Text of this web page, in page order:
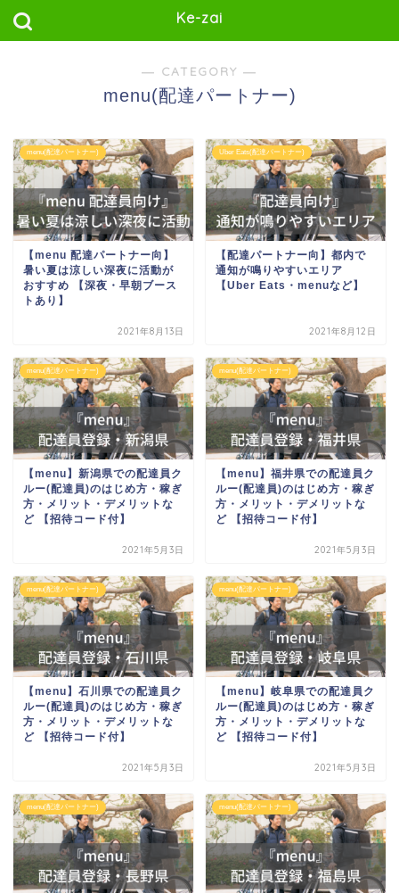
Ke-zai
― CATEGORY ―
menu(配達パートナー)
menu(配達パートナー)
【menu 配達パートナー向】
暑い夏は涼しい深夜に活動が
おすすめ 【深夜・早朝ブース
トあり】
2021年8月13日
Uber Eats(配達パートナー)
【配達パートナー向】都内で
通知が鳴りやすいエリア
【Uber Eats・menuなど】
2021年8月12日
menu(配達パートナー)
【menu】新潟県での配達員ク
ルー(配達員)のはじめ方・稼ぎ
方・メリット・デメリットな
ど 【招待コード付】
2021年5月3日
menu(配達パートナー)
【menu】福井県での配達員ク
ルー(配達員)のはじめ方・稼ぎ
方・メリット・デメリットな
ど 【招待コード付】
2021年5月3日
menu(配達パートナー)
【menu】石川県での配達員ク
ルー(配達員)のはじめ方・稼ぎ
方・メリット・デメリットな
ど 【招待コード付】
2021年5月3日
menu(配達パートナー)
【menu】岐阜県での配達員ク
ルー(配達員)のはじめ方・稼ぎ
方・メリット・デメリットな
ど 【招待コード付】
2021年5月3日
menu(配達パートナー) menu(配達パートナー)